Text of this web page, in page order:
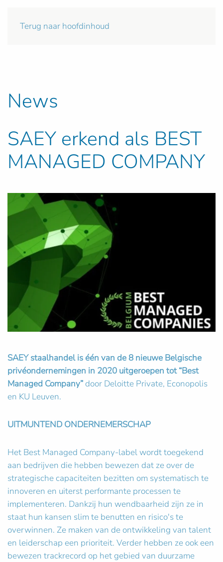
Terug naar hoofdinhoud
News
SAEY erkend als BEST
MANAGED COMPANY
SAEY staalhandel is één van de 8 nieuwe Belgische
privéondernemingen in 2020 uitgeroepen tot “Best
Managed Company” door Deloitte Private, Econopolis
en KU Leuven.
UITMUNTEND ONDERNEMERSCHAP
Het Best Managed Company-label wordt toegekend
aan bedrijven die hebben bewezen dat ze over de
strategische capaciteiten bezitten om systematisch te
innoveren en uiterst performante processen te
implementeren. Dankzij hun wendbaarheid zijn ze in
staat hun kansen slim te benutten en risico's te
overwinnen. Ze maken van de ontwikkeling van talent
en leiderschap een prioriteit. Verder hebben ze ook een
bewezen trackrecord op het gebied van duurzame